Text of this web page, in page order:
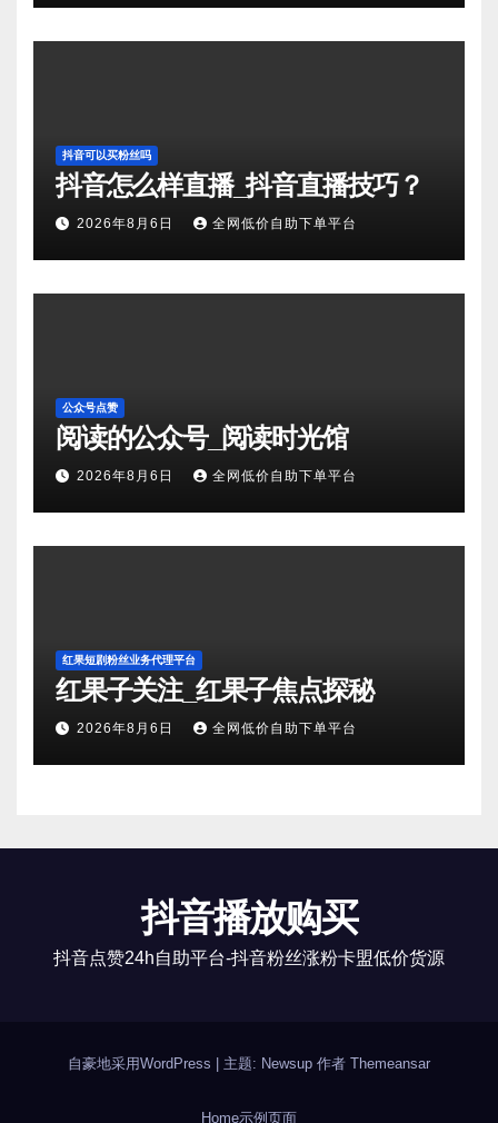
抖音可以买粉丝吗
抖音怎么样直播_抖音直播技巧？
2026年8月6日 全网低价自助下单平台
公众号点赞
阅读的公众号_阅读时光馆
2026年8月6日 全网低价自助下单平台
红果短剧粉丝业务代理平台
红果子关注_红果子焦点探秘
2026年8月6日 全网低价自助下单平台
抖音播放购买
抖音点赞24h自助平台-抖音粉丝涨粉卡盟低价货源
自豪地采用WordPress 主题: Newsup 作者 Themeansar
Home示例页面